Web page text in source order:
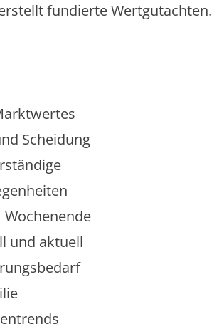
fundierte Wertgutachten.
Scheidung
Wochenende
und aktuell